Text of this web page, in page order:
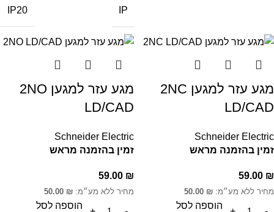
IP
IP20
מגע עזר למגען 2NC
LD/CAD
Schneider Electric
זמין בהזמנה מראש
59.00 ₪
מחיר ללא מע״מ: 50.00 ₪
הוספה לסל
מגע עזר למגען 2NO
LD/CAD
Schneider Electric
זמין בהזמנה מראש
59.00 ₪
מחיר ללא מע״מ: 50.00 ₪
הוספה לסל